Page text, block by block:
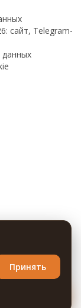
сайт, Telegram-
данных
Telegram-ботов
Инстаграм,
Принять